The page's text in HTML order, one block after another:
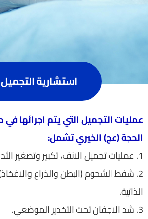
استشارية التجميل
عمليات التجميل التي يتم اجرائها
الحجة (عج) الخيري تشمل:
1. عمليات تجميل الانف، تكبير وتصغير الثدي، شد جدار البطن.
2. شفط الشحوم (البطن والذراع
الذاتية.
3. شد الاجفان تحت التخدير الموضعي.